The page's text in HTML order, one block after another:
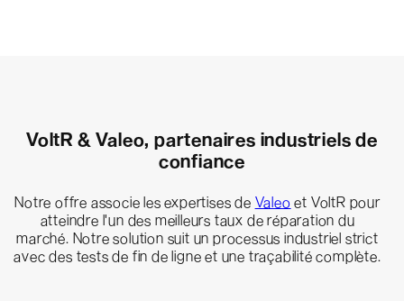
VoltR & Valeo, partenaires industriels de
confiance
Notre offre associe les expertises de Valeo et VoltR pour
atteindre l'un des meilleurs taux de réparation du
marché. Notre solution suit un processus industriel strict
avec des tests de fin de ligne et une traçabilité complète.